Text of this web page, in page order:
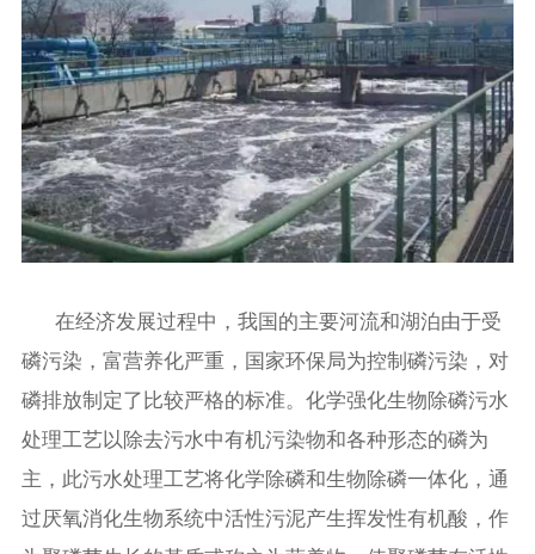
在经济发展过程中，我国的主要河流和湖泊由于受
磷污染，富营养化严重，国家环保局为控制磷污染，对
磷排放制定了比较严格的标准。化学强化生物除磷污水
处理工艺以除去污水中有机污染物和各种形态的磷为
主，此污水处理工艺将化学除磷和生物除磷一体化，通
过厌氧消化生物系统中活性污泥产生挥发性有机酸，作